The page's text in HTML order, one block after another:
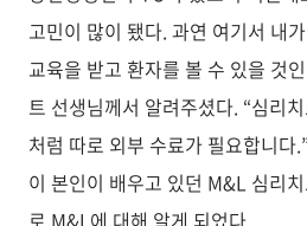
고민이 많이 됐다. 과연 여기서 내
교육을 받고 환자를 볼 수 있을 것
트 선생님께서 알려주셨다. “심리
처럼 따로 외부 수료가 필요합니다
이 본인이 배우고 있던 M&L 심리